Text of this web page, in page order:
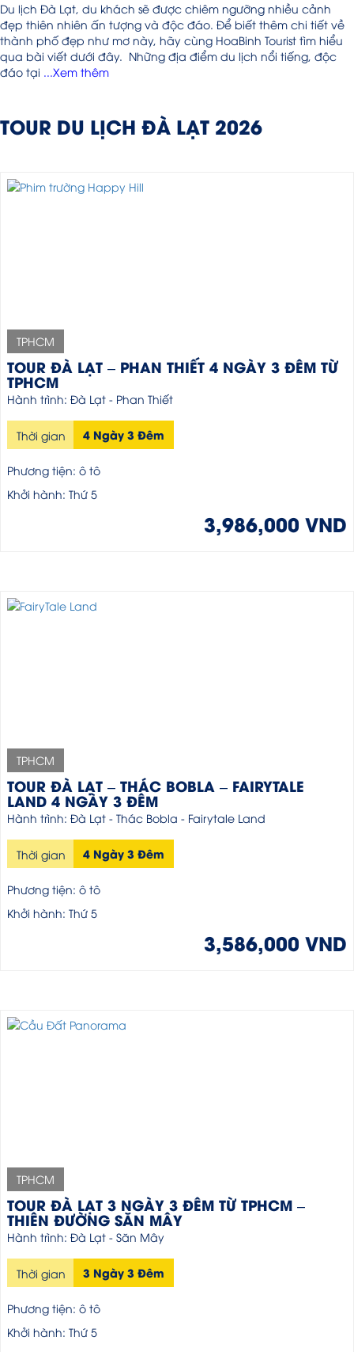
Du lịch Đà Lạt, du khách sẽ được chiêm ngưỡng nhiều cảnh
đẹp thiên nhiên ấn tượng và độc đáo. Để biết thêm chi tiết về
thành phố đẹp như mơ này, hãy cùng HoaBinh Tourist tìm hiểu
qua bài viết dưới đây. Những địa điểm du lịch nổi tiếng, độc
đáo tại ...Xem thêm
TOUR DU LỊCH ĐÀ LẠT 2026
TPHCM
TOUR ĐÀ LẠT – PHAN THIẾT 4 NGÀY 3 ĐÊM TỪ
TPHCM
Hành trình: Đà Lạt - Phan Thiết
Thời gian 4 Ngày 3 Đêm
Phương tiện: ô tô
Khởi hành: Thứ 5
3,986,000 VND
TPHCM
TOUR ĐÀ LẠT – THÁC BOBLA – FAIRYTALE
LAND 4 NGÀY 3 ĐÊM
Hành trình: Đà Lạt - Thác Bobla - Fairytale Land
Thời gian 4 Ngày 3 Đêm
Phương tiện: ô tô
Khởi hành: Thứ 5
3,586,000 VND
TPHCM
TOUR ĐÀ LẠT 3 NGÀY 3 ĐÊM TỪ TPHCM –
THIÊN ĐƯỜNG SĂN MÂY
Hành trình: Đà Lạt - Săn Mây
Thời gian 3 Ngày 3 Đêm
Phương tiện: ô tô
Khởi hành: Thứ 5